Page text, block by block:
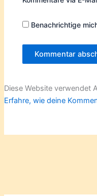
Benachrichtige
Diese Website verwendet
Erfahre, wie deine